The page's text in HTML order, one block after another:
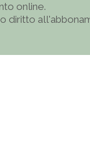
online.
diritto